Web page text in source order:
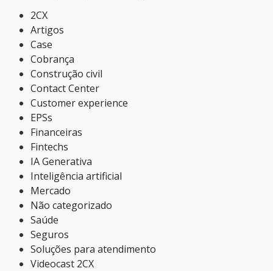
2CX
Artigos
Case
Cobrança
Construção civil
Contact Center
Customer experience
EPSs
Financeiras
Fintechs
IA Generativa
Inteligência artificial
Mercado
Não categorizado
Saúde
Seguros
Soluções para atendimento
Videocast 2CX